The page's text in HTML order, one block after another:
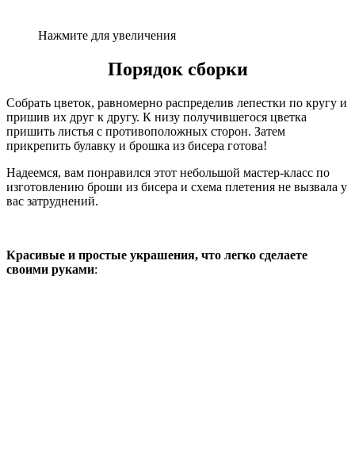
Нажмите для увеличения
Порядок сборки
Собрать цветок, равномерно распределив лепестки по кругу и
пришив их друг к другу. К низу получившегося цветка
пришить листья с противоположных сторон. Затем
прикрепить булавку и брошка из бисера готова!
Надеемся, вам понравился этот небольшой мастер-класс по
изготовлению броши из бисера и схема плетения не вызвала у
вас затруднений.
Красивые и простые украшения, что легко сделаете
своими руками: